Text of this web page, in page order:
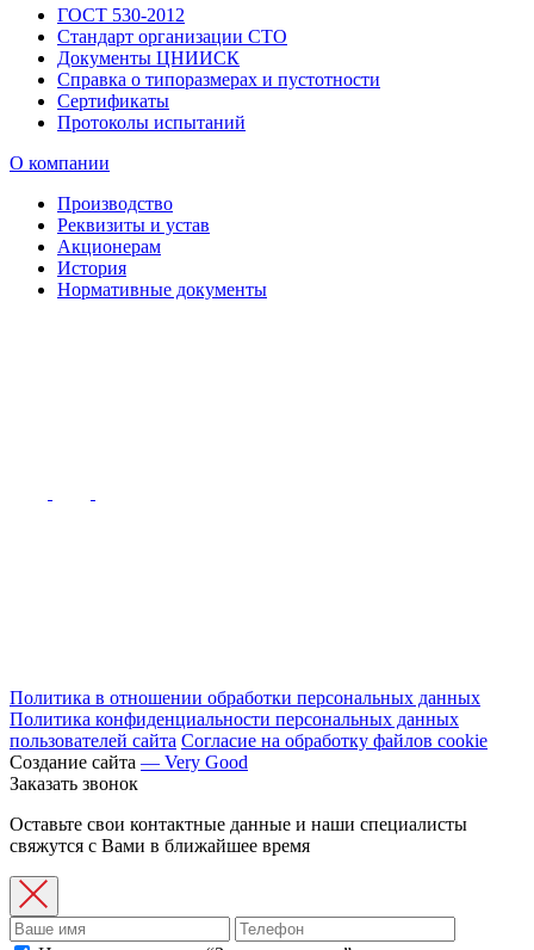
ГОСТ 530-2012
Стандарт организации СТО
Документы ЦНИИСК
Справка о типоразмерах и пустотности
Сертификаты
Протоколы испытаний
О компании
Производство
Реквизиты и устав
Акционерам
История
Нормативные документы
Политика в отношении обработки персональных данных
Политика конфиденциальности персональных данных
пользователей сайта Согласие на обработку файлов cookie
Создание сайта — Very Good
Заказать звонок
Оставьте свои контактные данные и наши специалисты
свяжутся с Вами в ближайшее время